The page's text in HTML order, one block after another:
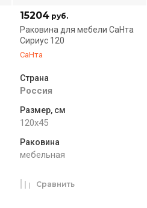
15204 руб.
Раковина для мебели СаНта
Сириус 120
СаНта
Страна
Россия
Размер, см
120x45
Раковина
мебельная
Сравнить